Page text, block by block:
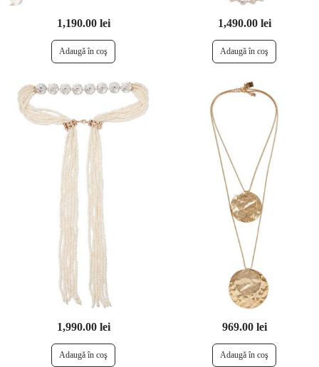
1,190.00 lei 1,490.00 lei
1,990.00 lei 969.00 lei